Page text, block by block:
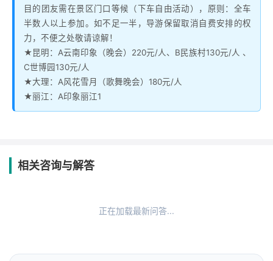
目的团友需在景区门口等候（下车自由活动），原则：全车
半数人以上参加。如不足一半，导游保留取消自费安排的权
力，不便之处敬请谅解！
★昆明：A云南印象（晚会）220元/人、B民族村130元/人 、
C世博园130元/人
★大理：A风花雪月（歌舞晚会）180元/人
★丽江：A印象丽江1
相关咨询与解答
正在加载最新问答...